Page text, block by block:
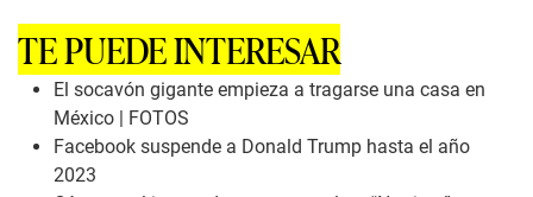
n
d
s
TE PUEDE INTERESAR
El socavón gigante empieza a tragarse una casa en
México | FOTOS
Facebook suspende a Donald Trump hasta el año
2023